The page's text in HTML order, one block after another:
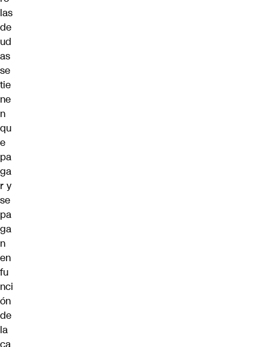
las
de
ud
as
se
tie
ne
n
qu
e
pa
ga
r y
se
pa
ga
n
en
fu
nci
ón
de
la